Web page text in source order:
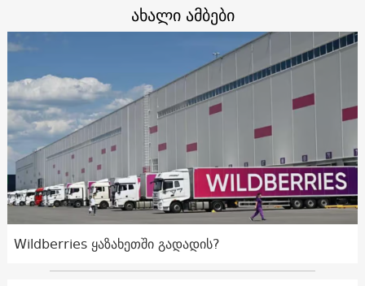
ახალი ამბები
Wildberries ყაზახეთში გადადის?